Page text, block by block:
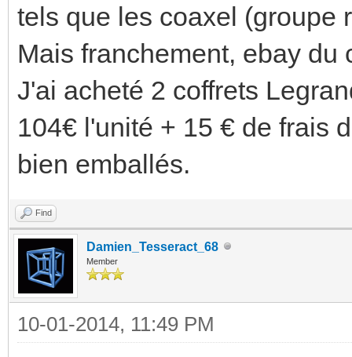
tels que les coaxel (groupe
Mais franchement, ebay
J'ai acheté 2 coffrets
104€ l'unité + 15 € de frais
bien emballés.
Find
Damien_Tesseract_68
Member
10-01-2014, 11:49 PM